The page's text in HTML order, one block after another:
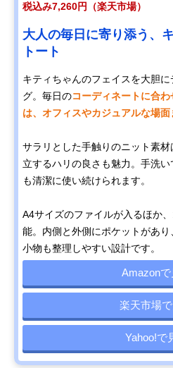
税込み7,260円（楽天市場）
大人の毎日に寄り添う、
トート
キティちゃんのフェイスを大胆
グ。毎日のコーディネートに合
は、オフィスやカジュアルな場
サラリとした手触りのニット素
立するハリの良さも魅力。手洗
も清潔に使い続けられます。
A4サイズのファイルが入るほか
能。内側と外側にポケットがあ
小物も整理しやすい設計です。
Amazonで
楽天市場
Yahoo!で